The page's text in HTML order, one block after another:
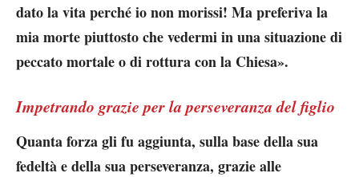
dato la vita perché io non morissi! Ma preferiva la
mia morte piuttosto che vedermi in una situazione di
peccato mortale o di rottura con la Chiesa».
Impetrando grazie per la perseveranza del figlio
Quanta forza gli fu aggiunta, sulla base della sua
fedeltà e della sua perseveranza, grazie alle